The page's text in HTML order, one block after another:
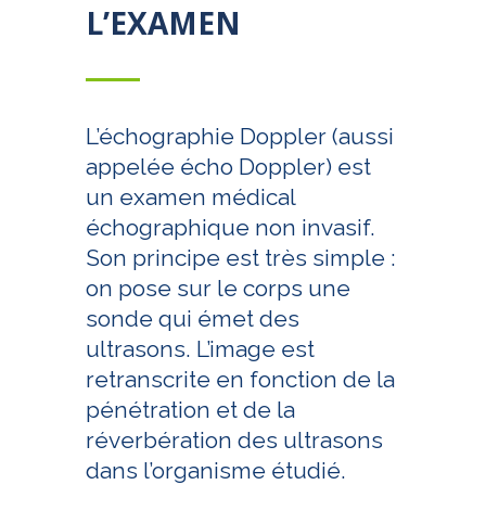
L’EXAMEN
L’échographie Doppler (aussi
appelée écho Doppler) est
un examen médical
échographique non invasif.
Son principe est très simple :
on pose sur le corps une
sonde qui émet des
ultrasons. L’image est
retranscrite en fonction de la
pénétration et de la
réverbération des ultrasons
dans l’organisme étudié.